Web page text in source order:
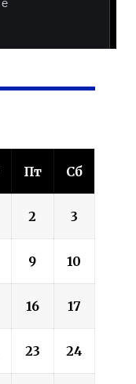
Пт Сб
2 3
9 10
16 17
23 24